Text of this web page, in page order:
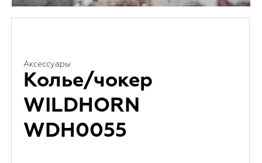
Аксессуары
Колье/чокер
WILDHORN
WDH0055